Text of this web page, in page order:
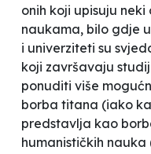
onih koji upisuju
naukama, bilo gdje
i univerziteti su
koji završavaju
ponuditi više
borba titana (iako
predstavlja kao
humanističkih nauka